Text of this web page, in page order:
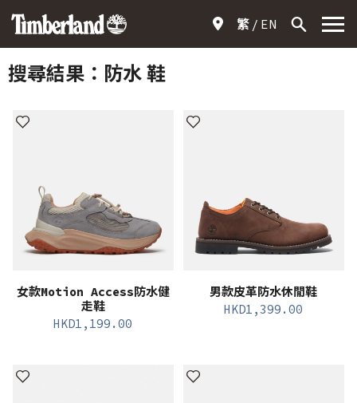
繁 EN
搜尋結果： 防水 鞋
女款Motion Access防水健
走鞋
HKD1,199.00
男款皮革防水休閒鞋
HKD1,399.00